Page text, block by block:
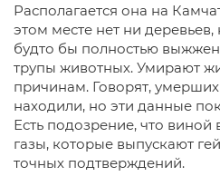
Располагается она на
этом месте нет ни деревьев,
будто бы полностью
трупы животных. Умирают
причинам. Говорят,
находили, но эти данные
Есть подозрение, что
газы, которые выпускают
точных подтверждений.